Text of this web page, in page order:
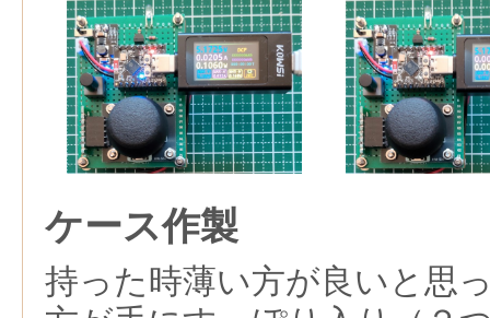
ケース作製
持った時薄い方が良いと思